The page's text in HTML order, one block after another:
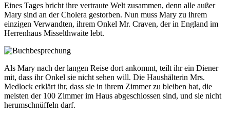
Eines Tages bricht ihre vertraute Welt zusammen, denn alle außer
Mary sind an der Cholera gestorben. Nun muss Mary zu ihrem
einzigen Verwandten, ihrem Onkel Mr. Craven, der in England im
Herrenhaus Misselthwaite lebt.
Als Mary nach der langen Reise dort ankommt, teilt ihr ein Diener
mit, dass ihr Onkel sie nicht sehen will. Die Haushälterin Mrs.
Medlock erklärt ihr, dass sie in ihrem Zimmer zu bleiben hat, die
meisten der 100 Zimmer im Haus abgeschlossen sind, und sie nicht
herumschnüffeln darf.